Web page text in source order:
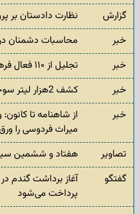
گزارش
نظارت دادستان
خبر
محاسبات دشمنان
خبر
تجلیل از ۱۱۰ فعال فرهنگی در کهگیلویه
خبر
کشف 2هزار لیتر سوخت گازوئیل قاچاق در کهگیلویه
خبر
از شاهنامه تا
میراث فردوسی را
تصاویر
هفتاد و ششمین
گفتگو
پرداخت می‌شود